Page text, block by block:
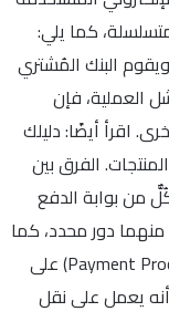
كما يلي:
البنك المُشتري
العملية، فإن
اقرأ أيضًا: دليلك
الفرق بين
من بوابة الدفع
دور محدد، كما
يلي: معالج الدفع يعمل معالج الدفع (Payment Processor) على
أنه يعمل على نقل